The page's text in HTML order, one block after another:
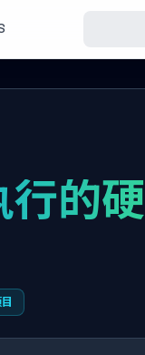
的硬